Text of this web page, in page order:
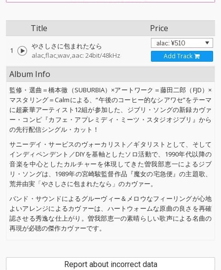
Title Price
1
やさしさに包まれたなら
alac,flac,wav,aac: 24bit/48kHz
Add Track
Album Info
監修・選曲＝橋本徹（SUBURBIA）×アートワーク＝藤田二郎（FJD）×
マスタリング＝Calmによる、“午後のコーヒー的なシアワセ”をテーマ
に超豪華アーティスト12組が参加した、ジブリ・ソングの新録カヴァ
ー・コンピ『カフェ・アプレミディ・ミーツ・スタジオジブリ』から
の先行配信シングル・カット！
サニーデイ・サービスのヴォーカリスト／ギタリストとして、そして
インディペンデント／DIYを基軸としたソロ活動で、1990年代以降の
音楽を中心としたカルチャーを体現してきた曽我部恵一によるジブ
リ・ソングは、1989年の宮崎駿監督作品『魔女の宅急便』の主題歌、
荒井由実「やさしさに包まれたなら」のカヴァー。
バンド・サウンドによるグルーヴィー＆メロウなフィーリングが心地
よいアレンジによるカヴァーは、ハートウォームな原曲の良さを再確
認させる秀逸な仕上がり。曽我部恵一の素晴らしい歌声による名曲の
再現が必聴の傑作カヴァーです。
Report about incorrect data